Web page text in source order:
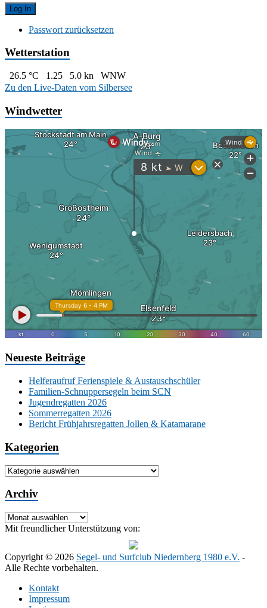
Passwort zurücksetzen
Wetterstation
26.5 °C 1.25 5.0 kn
WNW
Zu den Live-Daten vom Silbersee
Windwetter
Neueste Beiträge
Helferaufruf Ferienspiele & Austauschschüler
Familien-Schnuppersegeln beim SCN
Jugendregatten 2026
Sommerregatten 2026
Bericht Frühjahrsregatten Jollen & Katamarane
Kategorien
Kategorien
Archiv
Archiv
Mit freundlicher Unterstützung von:
Copyright © 2026 Segel- und Surfclub Niedernberg 1980 e.V. -
Alle Rechte vorbehalten.
Kontakt
Impressum